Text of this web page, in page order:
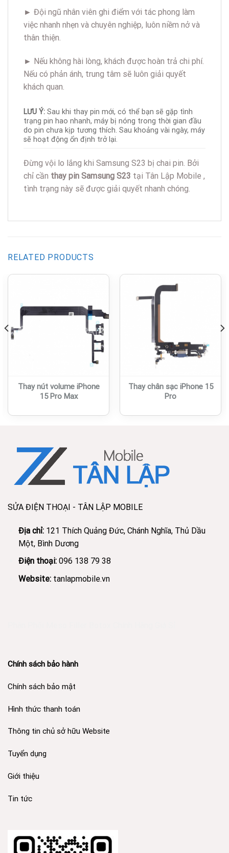
► Đội ngũ nhân viên ghi điểm với tác phong làm
việc nhanh nhẹn và chuyên nghiệp, luôn niềm nở và
thân thiện.
► Nếu không hài lòng, khách được hoàn trả chi phí.
Nếu có phản ánh, trung tâm sẽ luôn giải quyết
khách quan.
LƯU Ý: Sau khi thay pin mới, có thể bạn sẽ gặp tình
trạng pin hao nhanh, máy bị nóng trong thời gian đầu
do pin chưa kịp tương thích. Sau khoảng vài ngày, máy
sẽ hoạt động ổn định trở lại.
Đừng vội lo lắng khi Samsung S23 bị chai pin. Bởi
chỉ cần thay pin Samsung S23 tại Tân Lập Mobile ,
tình trạng này sẽ được giải quyết nhanh chóng.
RELATED PRODUCTS
Thay nút volume iPhone
15 Pro Max
Thay chân sạc iPhone 15
Pro
SỬA ĐIỆN THOẠI - TÂN LẬP MOBILE
Địa chỉ: 121 Thích Quảng Đức, Chánh Nghĩa, Thủ Dầu
Một, Bình Dương
Điện thoại: 096 138 79 38
Website: tanlapmobile.vn
Chính sách bảo hành
Chính sách bảo mật
Hình thức thanh toán
Thông tin chủ sở hữu Website
Tuyển dụng
Giới thiệu
Tin tức